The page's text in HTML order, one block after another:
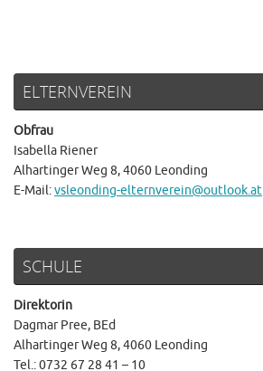
ELTERNVEREIN
Obfrau
Isabella Riener
Alhartinger Weg 8, 4060 Leonding
E-Mail:vsleonding-elternverein@outlook.at
SCHULE
Direktorin
Dagmar Pree, BEd
Alhartinger Weg 8, 4060 Leonding
Tel.: 0732 67 28 41 – 10